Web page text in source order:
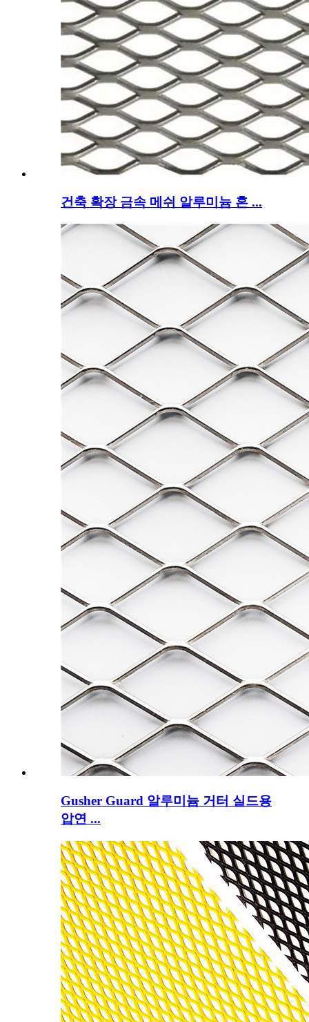
건축 확장 금속 메쉬 알루미늄 혼 ...
Gusher Guard 알루미늄 거터 실드용
압연 ...